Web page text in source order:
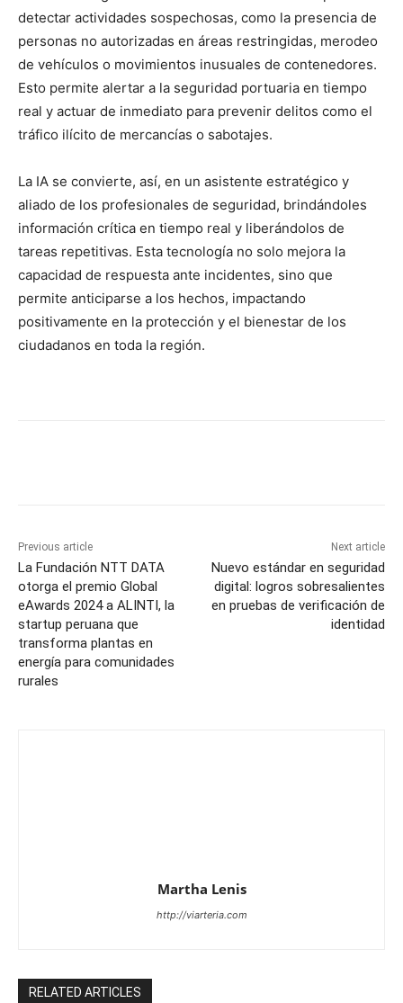
detectar actividades sospechosas, como la presencia de
personas no autorizadas en áreas restringidas, merodeo
de vehículos o movimientos inusuales de contenedores.
Esto permite alertar a la seguridad portuaria en tiempo
real y actuar de inmediato para prevenir delitos como el
tráfico ilícito de mercancías o sabotajes.
La IA se convierte, así, en un asistente estratégico y
aliado de los profesionales de seguridad, brindándoles
información crítica en tiempo real y liberándolos de
tareas repetitivas. Esta tecnología no solo mejora la
capacidad de respuesta ante incidentes, sino que
permite anticiparse a los hechos, impactando
positivamente en la protección y el bienestar de los
ciudadanos en toda la región.
Previous article
La Fundación NTT DATA
otorga el premio Global
eAwards 2024 a ALINTI, la
startup peruana que
transforma plantas en
energía para comunidades
rurales
Next article
Nuevo estándar en seguridad
digital: logros sobresalientes
en pruebas de verificación de
identidad
Martha Lenis
http://viarteria.com
RELATED ARTICLES